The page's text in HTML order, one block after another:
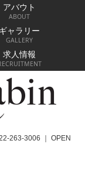
263-3006 ｜ OPEN
アバウト
ABOUT
ギャラリー
GALLERY
求人情報